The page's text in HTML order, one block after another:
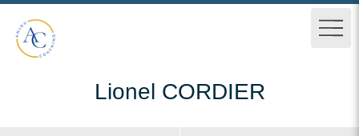
Lionel CORDIER